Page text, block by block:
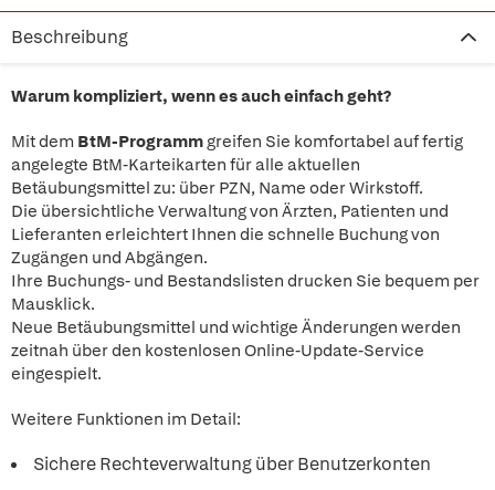
Beschreibung
Warum kompliziert, wenn es auch einfach geht?
Mit dem BtM-Programmgreifen Sie komfortabel auf fertig
angelegte BtM-Karteikarten für alle aktuellen
Betäubungsmittel zu: über PZN, Name oder Wirkstoff.
Die übersichtliche Verwaltung von Ärzten, Patienten und
Lieferanten erleichtert Ihnen die schnelle Buchung von
Zugängen und Abgängen.
Ihre Buchungs- und Bestandslisten drucken Sie bequem per
Mausklick.
Neue Betäubungsmittel und wichtige Änderungen werden
zeitnah über den kostenlosen Online-Update-Service
eingespielt.
Weitere Funktionen im Detail:
Sichere Rechteverwaltung über Benutzerkonten